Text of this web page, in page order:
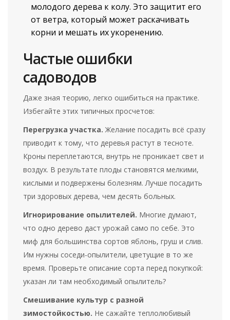
молодого дерева к колу. Это защитит его
от ветра, который может раскачивать
корни и мешать их укоренению.
Частые ошибки
садоводов
Даже зная теорию, легко ошибиться на практике.
Избегайте этих типичных просчетов:
Перегрузка участка. Желание посадить всё сразу
приводит к тому, что деревья растут в тесноте.
Кроны переплетаются, внутрь не проникает свет и
воздух. В результате плоды становятся мелкими,
кислыми и подвержены болезням. Лучше посадить
три здоровых дерева, чем десять больных.
Игнорирование опылителей. Многие думают,
что одно дерево даст урожай само по себе. Это
миф для большинства сортов яблонь, груш и слив.
Им нужны соседи-опылители, цветущие в то же
время. Проверьте описание сорта перед покупкой:
указан ли там необходимый опылитель?
Смешивание культур с разной
зимостойкостью. Не сажайте теплолюбивый